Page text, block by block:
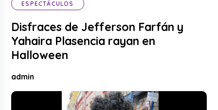
ESPECTÁCULOS
Disfraces de Jefferson Farfán y
Yahaira Plasencia rayan en
Halloween
admin